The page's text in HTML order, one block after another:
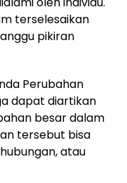
terselesaikan
pikiran
Perubahan
dapat diartikan
besar dalam
tersebut bisa
atau